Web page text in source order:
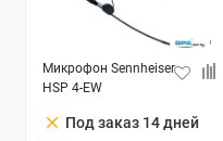
Микрофон Sennheiser
HSP 4-EW
clear Под заказ 14 дней